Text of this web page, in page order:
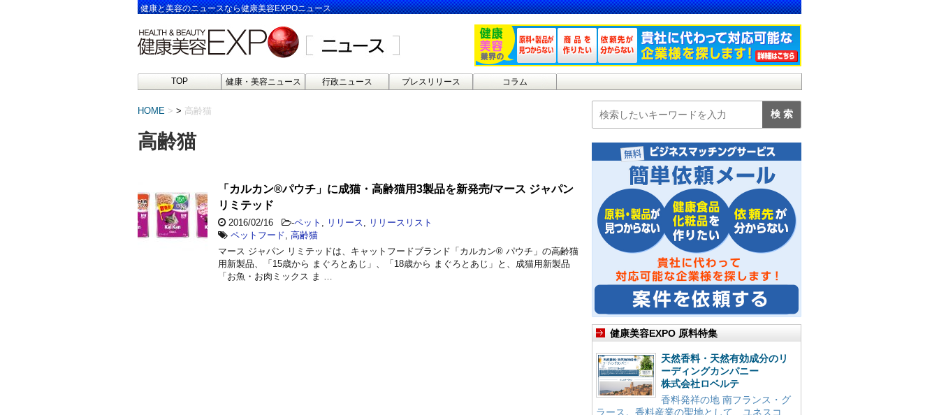
健康と美容のニュースなら健康美容EXPOニュース
TOP 健康・美容ニュース 行政ニュース プレスリリース コラム
HOME > 高齢猫
高齢猫
「カルカン®パウチ」に成猫・高齢猫用3製品を新発売/マース ジャパン
リミテッド
2016/02/16 -ペット リリース
リリースリスト
ペットフード 高齢猫
マース ジャパン リミテッドは、キャットフードブランド「カルカン® パウチ」の高齢猫
用新製品、「15歳から まぐろとあじ」、「18歳から まぐろとあじ」と、成猫用新製品
「お魚・お肉ミックス ま …
健康美容EXPO 原料特集
天然香料・天然有効成分のリ
ーディングカンパニー
株式会社ロベルテ
香料発祥の地 南フランス・グ
ラース。香料産業の聖地として、ユネスコ